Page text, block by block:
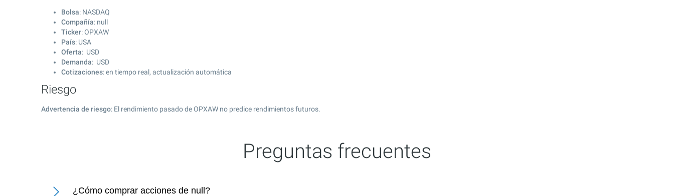
Bolsa: NASDAQ
Compañía: null
Ticker: OPXAW
País: USA
Oferta: USD
Demanda: USD
Cotizaciones: en tiempo real, actualización automática
Riesgo
Advertencia de riesgo: El rendimiento pasado de OPXAW no predice rendimientos futuros.
Preguntas frecuentes
¿Cómo comprar acciones de null?